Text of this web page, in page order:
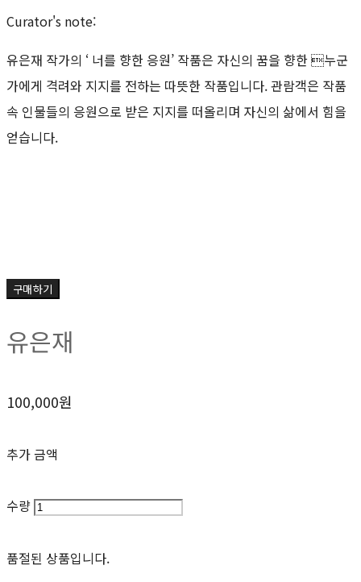
Curator's note:
유은재 작가의 ‘ 너를 향한 응원’ 작품은 자신의 꿈을 향한 누군
가에게 격려와 지지를 전하는 따뜻한 작품입니다. 관람객은 작품
속 인물들의 응원으로 받은 지지를 떠올리며 자신의 삶에서 힘을
얻습니다.
구매하기
유은재
100,000원
추가 금액
수량
품절된 상품입니다.